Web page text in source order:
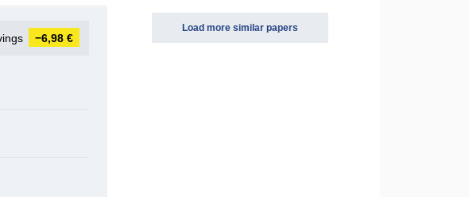
−6,98 €
Load more similar papers